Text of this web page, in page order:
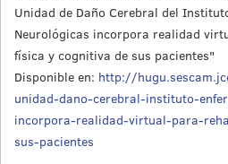
Unidad de Daño Cerebral del
Neurológicas incorpora realidad
física y cognitiva de sus pacientes"
Disponible en: http://
unidad-dano-cerebral-instituto-
incorpora-realidad-virtual-para-
sus-pacientes